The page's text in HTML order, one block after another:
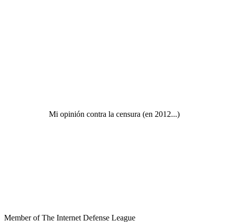
Mi opinión contra la censura (en 2012...)
Member of The Internet Defense League